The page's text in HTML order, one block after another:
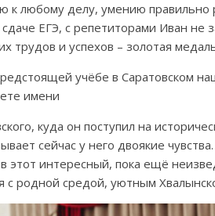
к любому делу, умению правильно
сдаче ЕГЭ, с репетиторами Иван не
трудов и успехов – золотая
учёбе в Саратовском
имени
куда он поступил на
сейчас у него двоякие
в этот интересный, пока ещё
с родной средой, уютным